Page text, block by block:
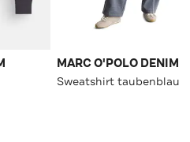
MARC O'POLO DENIM
Sweatshirt taubenblau